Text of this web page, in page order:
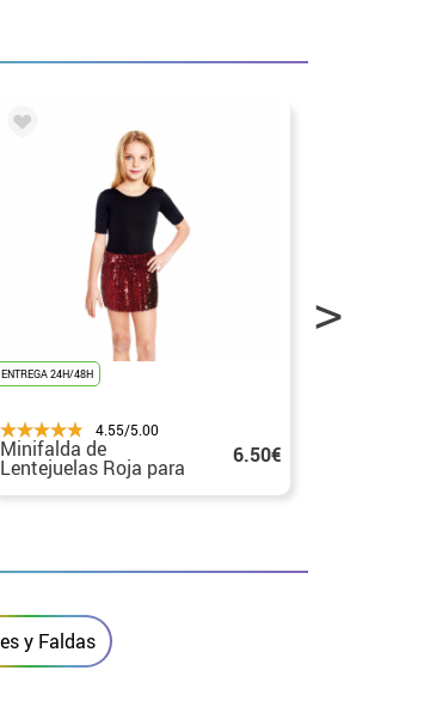
ENTREGA 24H/48H
4.55/5.00
Minifalda de
Lentejuelas Roja para 6.50€
y Faldas